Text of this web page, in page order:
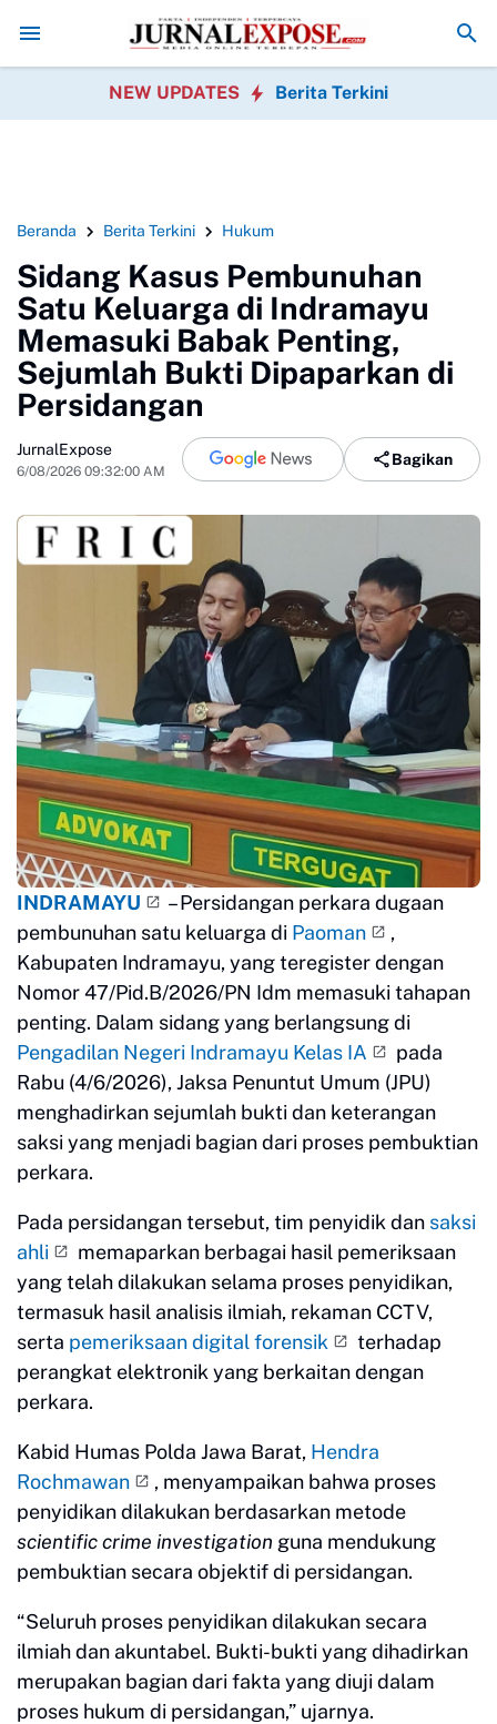
Sobang Gotong Royong Sambut HUT Ke-81 Republik Indonesia
NEW UPDATES Berita Terkini
Beranda Berita Terkini Hukum
Sidang Kasus Pembunuhan
Satu Keluarga di Indramayu
Memasuki Babak Penting,
Sejumlah Bukti Dipaparkan di
Persidangan
JurnalExpose
6/08/2026 09:32:00 AM
Bagikan
INDRAMAYU
– Persidangan perkara dugaan
pembunuhan satu keluarga di Paoman
,
Kabupaten Indramayu, yang teregister dengan
Nomor 47/Pid.B/2026/PN Idm memasuki tahapan
penting. Dalam sidang yang berlangsung di
Pengadilan Negeri Indramayu Kelas IA
pada
Rabu (4/6/2026), Jaksa Penuntut Umum (JPU)
menghadirkan sejumlah bukti dan keterangan
saksi yang menjadi bagian dari proses pembuktian
perkara.
Pada persidangan tersebut, tim penyidik dan saksi
ahli
memaparkan berbagai hasil pemeriksaan
yang telah dilakukan selama proses penyidikan,
termasuk hasil analisis ilmiah, rekaman CCTV,
serta pemeriksaan digital forensik
terhadap
perangkat elektronik yang berkaitan dengan
perkara.
Kabid Humas Polda Jawa Barat, Hendra
Rochmawan
, menyampaikan bahwa proses
penyidikan dilakukan berdasarkan metode
scientific crime investigation guna mendukung
pembuktian secara objektif di persidangan.
“Seluruh proses penyidikan dilakukan secara
ilmiah dan akuntabel. Bukti-bukti yang dihadirkan
merupakan bagian dari fakta yang diuji dalam
proses hukum di persidangan,” ujarnya.